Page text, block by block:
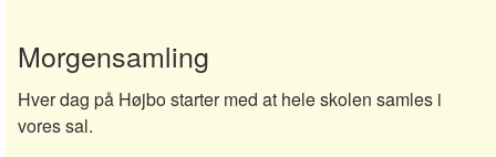
Morgensamling
Hver dag på Højbo starter med at hele skolen samles i
vores sal.